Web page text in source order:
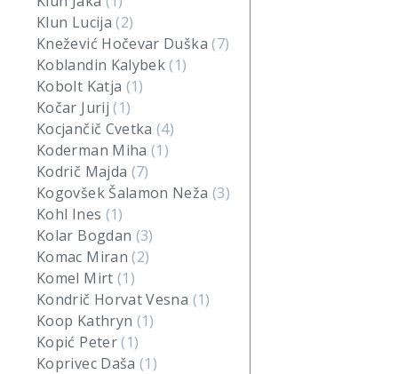
Klun Lucija(2)
Knežević Hočevar Duška(7)
Koblandin Kalybek(1)
Kobolt Katja (1)
Kočar Jurij(1)
Kocjančič Cvetka(4)
Koderman Miha(1)
Kodrič Majda (7)
Kogovšek Šalamon Neža (3)
Kohl Ines (1)
Kolar Bogdan (3)
Komac Miran(2)
Komel Mirt (1)
Kondrič Horvat Vesna (1)
Koop Kathryn (1)
Kopić Peter(1)
Koprivec Daša(1)